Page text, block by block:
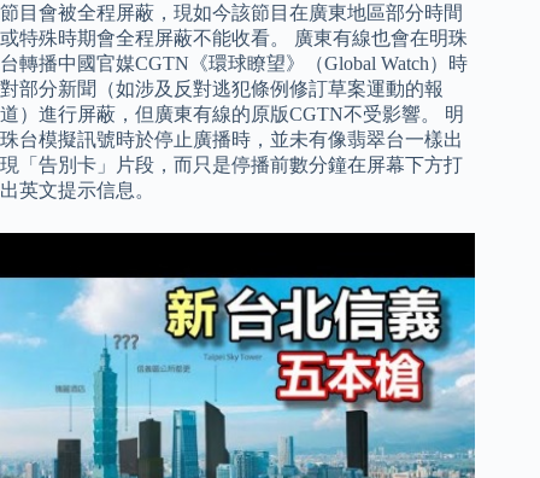
節目會被全程屏蔽，現如今該節目在廣東地區部分時間
或特殊時期會全程屏蔽不能收看。 廣東有線也會在明珠
台轉播中國官媒CGTN《環球瞭望》（Global Watch）時
對部分新聞（如涉及反對逃犯條例修訂草案運動的報
道）進行屏蔽，但廣東有線的原版CGTN不受影響。 明
珠台模擬訊號時於停止廣播時，並未有像翡翠台一樣出
現「告別卡」片段，而只是停播前數分鐘在屏幕下方打
出英文提示信息。